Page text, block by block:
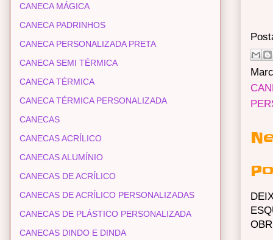
CANECA MÁGICA
CANECA PADRINHOS
CANECA PERSONALIZADA PRETA
CANECA SEMI TÉRMICA
CANECA TÉRMICA
CANECA TÉRMICA PERSONALIZADA
CANECAS
CANECAS ACRÍLICO
CANECAS ALUMÍNIO
CANECAS DE ACRÍLICO
CANECAS DE ACRÍLICO PERSONALIZADAS
CANECAS DE PLÁSTICO PERSONALIZADA
CANECAS DINDO E DINDA